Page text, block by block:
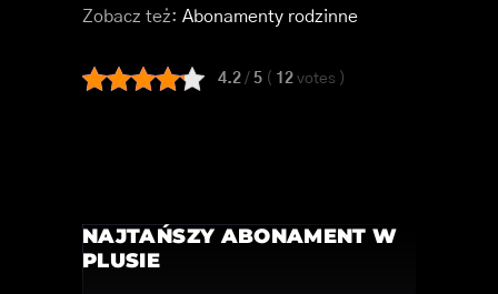
Zobacz też: Abonamenty rodzinne
4.2 / 5 ( 12 votes )
NAJTAŃSZY ABONAMENT W
PLUSIE